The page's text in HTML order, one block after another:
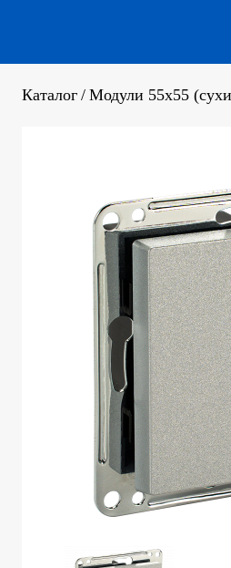
Каталог / Модули 55x55